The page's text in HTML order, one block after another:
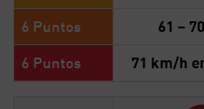
6 Puntos
61 –
6 Puntos
71 km/h